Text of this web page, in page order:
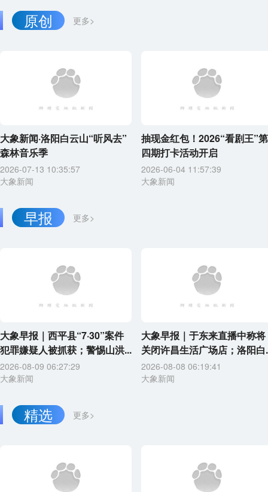
更多>
原创
大象新闻·洛阳白云山“听风去”
森林音乐季
2026-07-13 10:35:57
大象新闻
抽现金红包！2026“看剧王”第
四期打卡活动开启
2026-06-04 11:57:39
大象新闻
更多>
早报
大象早报｜西平县“7·30”案件
犯罪嫌疑人被抓获；警惕山洪...
2026-08-09 06:27:29
大象新闻
大象早报｜于东来直播中称将
关闭许昌生活广场店；洛阳白
2026-08-08 06:19:41
大象新闻
更多>
精选